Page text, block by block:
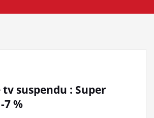
suspendu : Super
7 %